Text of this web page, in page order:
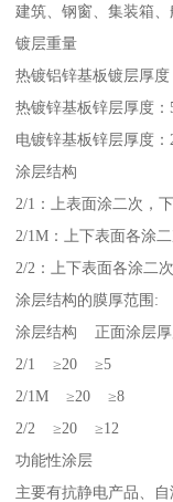
建筑、钢窗、集装箱、
镀层重量
热镀铝锌基板镀层厚度
热镀锌基板锌层厚度：
电镀锌基板锌层厚度：
涂层结构
2/1：上表面涂二次，
2/1M：上下表面各涂
2/2：上下表面各涂二
涂层结构的膜厚范围:
涂层结构 正面涂层厚
2/1 ≥20 ≥5
2/1M ≥20 ≥8
2/2 ≥20 ≥12
功能性涂层
主要有抗静电产品、